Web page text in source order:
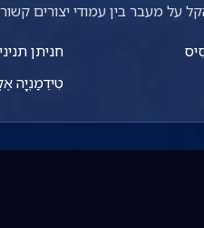
על מעבר בין עמודי יצורים
חניתן תניני
טִידֵמַנְיָה